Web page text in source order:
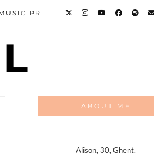
PR
ABOUT ME
Alison, 30, Ghent.